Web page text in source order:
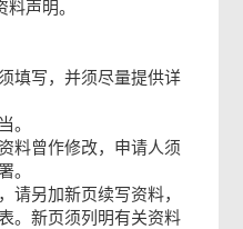
料声明。
填写，并须尽量提供详
。
料曾作修改，申请人须
。
请另加新页续写资料，
。新页须列明有关资料